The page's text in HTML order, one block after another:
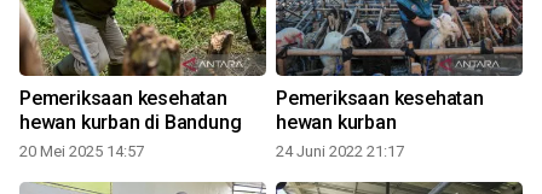
Pemeriksaan kesehatan
hewan kurban di Bandung
20 Mei 2025 14:57
Pemeriksaan kesehatan
hewan kurban
24 Juni 2022 21:17